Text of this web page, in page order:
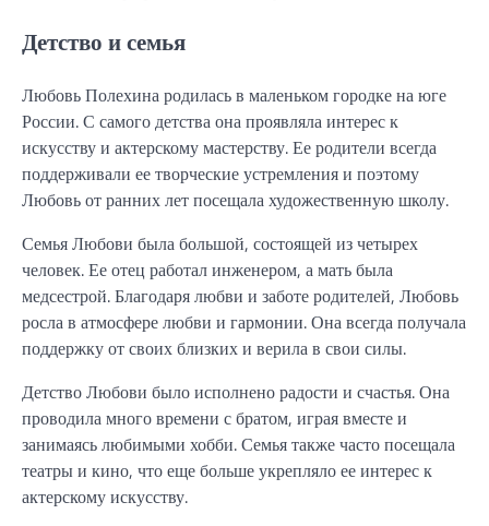
Детство и семья
Любовь Полехина родилась в маленьком городке на юге
России. С самого детства она проявляла интерес к
искусству и актерскому мастерству. Ее родители всегда
поддерживали ее творческие устремления и поэтому
Любовь от ранних лет посещала художественную школу.
Семья Любови была большой, состоящей из четырех
человек. Ее отец работал инженером, а мать была
медсестрой. Благодаря любви и заботе родителей, Любовь
росла в атмосфере любви и гармонии. Она всегда получала
поддержку от своих близких и верила в свои силы.
Детство Любови было исполнено радости и счастья. Она
проводила много времени с братом, играя вместе и
занимаясь любимыми хобби. Семья также часто посещала
театры и кино, что еще больше укрепляло ее интерес к
актерскому искусству.